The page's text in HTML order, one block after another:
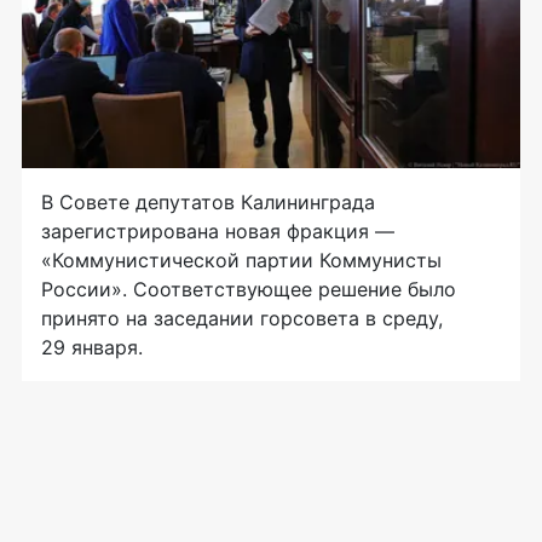
В Совете депутатов Калининграда
зарегистрирована новая фракция —
«Коммунистической партии Коммунисты
России». Соответствующее решение было
принято на заседании горсовета в среду,
29 января.